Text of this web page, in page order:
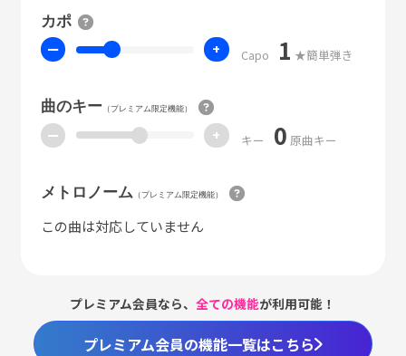
カポ
ー + Capo 1 ★簡単弾き
曲のキー（プレミアム限定機能）
ー + キー 0 原曲キー
メトロノーム （プレミアム限定機能）
この曲は対応していません
プレミアム会員なら、全ての機能が利用可能！
プレミアム会員の機能一覧はこちら